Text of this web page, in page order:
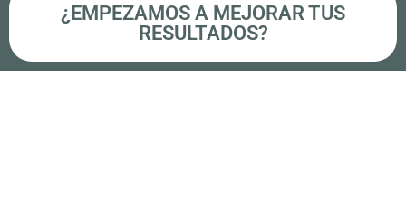
¿EMPEZAMOS A MEJORAR TUS
RESULTADOS?